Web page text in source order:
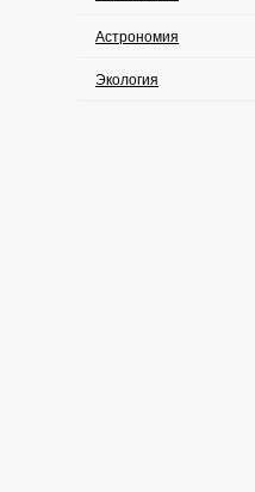
Астрономия
Экология